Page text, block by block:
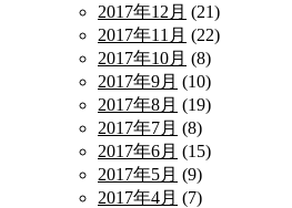
2017年12月 (21)
2017年11月 (22)
2017年10月 (8)
2017年9月 (10)
2017年8月 (19)
2017年7月 (8)
2017年6月 (15)
2017年5月 (9)
2017年4月 (7)